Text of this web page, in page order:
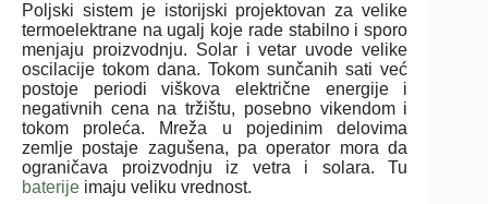
Poljski sistem je istorijski projektovan za velike
termoelektrane na ugalj koje rade stabilno i sporo
menjaju proizvodnju. Solar i vetar uvode velike
oscilacije tokom dana. Tokom sunčanih sati već
postoje periodi viškova električne energije i
negativnih cena na tržištu, posebno vikendom i
tokom proleća. Mreža u pojedinim delovima
zemlje postaje zagušena, pa operator mora da
ograničava proizvodnju iz vetra i solara. Tu
baterije imaju veliku vrednost.